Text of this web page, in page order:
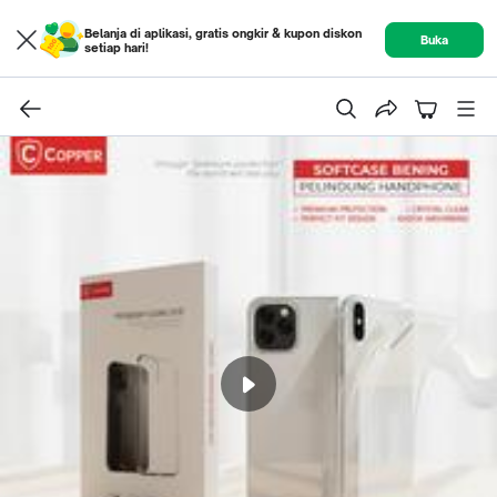
Belanja di aplikasi, gratis ongkir & kupon diskon
setiap hari!
Buka